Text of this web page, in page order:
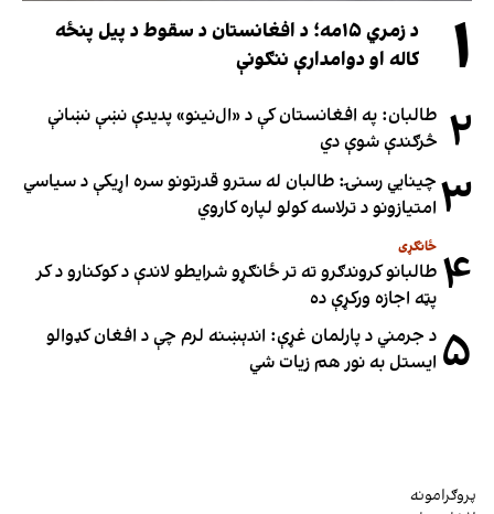
۱
د زمري ۱۵مه؛ د افغانستان د سقوط د پیل پنځه
کاله او دوامدارې ننګونې
۲ طالبان: په افغانستان کې د «ال‌نینو» پدیدې نښې نښانې
څرګندې شوې دي
۳ چینایي رسنۍ: طالبان له سترو قدرتونو سره اړیکې د سیاسي
امتیازونو د ترلاسه کولو لپاره کاروي
۴ ځانګړی
طالبانو کروندګرو ته تر ځانګړو شرایطو لاندې د کوکنارو د کر
پټه اجازه ورکړې ده
۵ د جرمني د پارلمان غړې: اندېښنه لرم چې د افغان کډوالو
ایستل به نور هم زیات شي
پروګرامونه